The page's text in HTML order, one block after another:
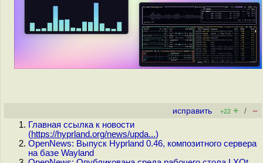
исправить +22 + / –
Главная ссылка к новости
(https://hyprland.org/news/upda...)
OpenNews: Выпуск Hyprland 0.46, композитного сервера
на базе Wayland